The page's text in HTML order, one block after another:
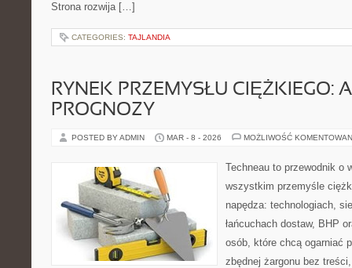
Strona rozwija […]
CATEGORIES: TAJLANDIA
RYNEK PRZEMYSŁU CIĘŻKIEGO:
PROGNOZY
POSTED BY ADMIN MAR - 8 - 2026 MOŻLIWOŚĆ
Techneau to przewodnik o
wszystkim przemyśle
napędza: technologiach,
łańcuchach dostaw, BHP
osób, które chcą ogarniać
zbędnej żargonu bez